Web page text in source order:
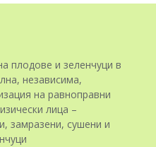
плодове и зеленчуци в
независима,
на равноправни
лица –
замразени, сушени и